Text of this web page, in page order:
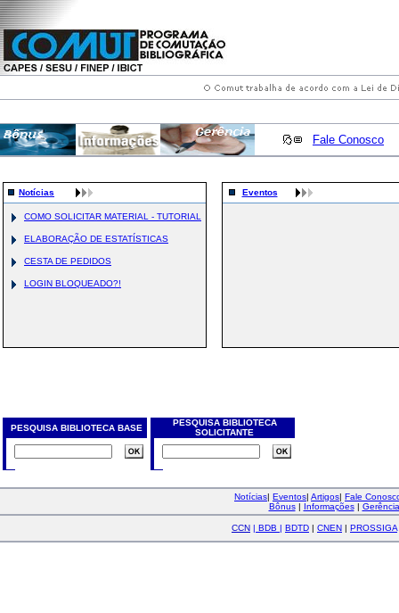
Fale Conosco
Notícias
COMO SOLICITAR MATERIAL - TUTORIAL
ELABORAÇÃO DE ESTATÍSTICAS
CESTA DE PEDIDOS
LOGIN BLOQUEADO?!
Eventos
PESQUISA BIBLIOTECA BASE
PESQUISA BIBLIOTECA
SOLICITANTE
Notícias| Eventos| Artigos| Fale
Bônus| Informações| Gerência
CCN | BDB | BDTD | CNEN | PROSSIGA